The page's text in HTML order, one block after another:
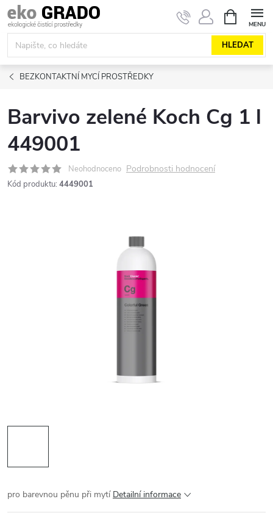
Přejít
na
obsah
HLEDAT
NÁKUPNÍ
KOŠÍK
BEZKONTAKTNÍ MYCÍ PROSTŘEDKY
Barvivo zelené Koch Cg 1 l
449001
Neohodnoceno Podrobnosti hodnocení
Kód produktu: 4449001
pro barevnou pěnu při mytí Detailní informace